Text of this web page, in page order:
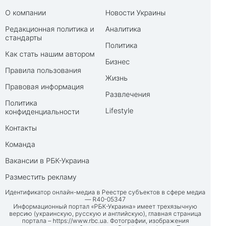
О компании
Редакционная политика и
стандарты
Как стать нашим автором
Правила пользования
Правовая информация
Политика
конфиденциальности
Контакты
Команда
Вакансии в РБК-Украина
Разместить рекламу
Новости Украины
Аналитика
Политика
Бизнес
Жизнь
Развлечения
Lifestyle
Идентификатор онлайн-медиа в Реестре субъектов в сфере медиа
— R40-05347
Информационный портал «РБК-Украина» имеет трехязычную
версию (украинскую, русскую и английскую), главная страница
портала – https://www.rbc.ua. Фотографии, изображения